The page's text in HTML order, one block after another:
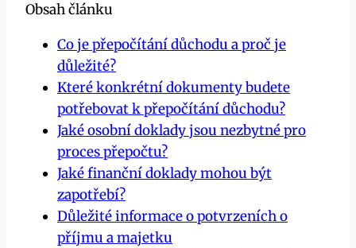
Obsah článku
Co je přepočítání důchodu a proč je
důležité?
Které konkrétní dokumenty budete
potřebovat k přepočítání důchodu?
Jaké osobní doklady jsou nezbytné pro
proces přepočtu?
Jaké finanční doklady mohou být
zapotřebí?
Důležité informace o potvrzeních o
příjmu a majetku